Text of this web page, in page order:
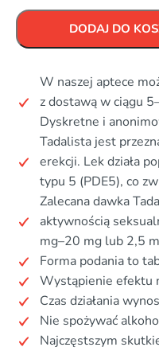
DODAJ DO
W naszej aptece
z dostawą w ciągu
Dyskretne i
Tadalista jest
erekcji. Lek działa
typu 5 (PDE5), co
Zalecana dawka
aktywnością
mg–20 mg lub 2,5
Forma podania to
Wystąpienie efektu
Czas działania
Nie spożywać
Najczęstszym